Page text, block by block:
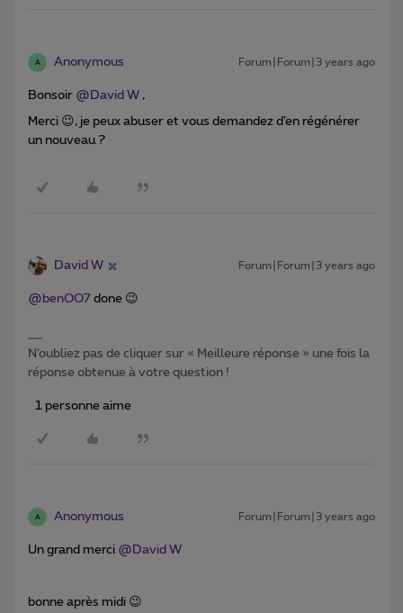
A Anonymous Forum|Forum|3 years ago
Bonsoir @David W ,
Merci 😉, je peux abuser et vous demandez d’en régénérer
un nouveau ?
David W Forum|Forum|3 years ago
@benOO7 done 😉
N’oubliez pas de cliquer sur « Meilleure réponse » une fois la
réponse obtenue à votre question !
1 personne aime
A Anonymous Forum|Forum|3 years ago
Un grand merci @David W
bonne après midi 😉